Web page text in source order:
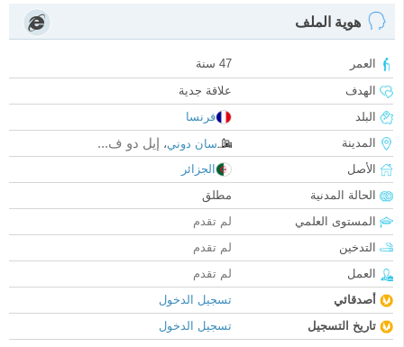
هوية الملف
العمر
47 سنة
الهدف
علاقة جدية
البلد
فرنسا
المدينة
سان دوني، إيل دو ف...
الأصل
الجزائر
الحالة المدنية
مطلق
المستوى العلمي
لم تقدم
التدخين
لم تقدم
العمل
لم تقدم
أصدقائي
تسجيل الدخول
تاريخ التسجيل
تسجيل الدخول